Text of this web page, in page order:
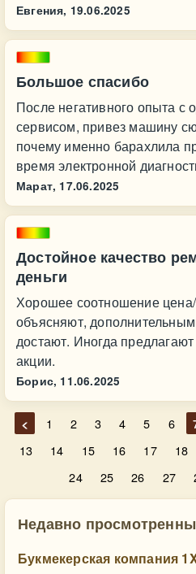
Евгения, 19.06.2025
Большое спасибо
После негативного опыта с
сервисом, привез машину
почему именно барахлила
время электронной
Марат, 17.06.2025
Достойное качество
деньги
Хорошее соотношение
объясняют,
достают. Иногда
акции.
Борис, 11.06.2025
< 1 2 3 4 5 6
13
14 15 16 17 18
24
25 26 27
Недавно
Букмекерская компания